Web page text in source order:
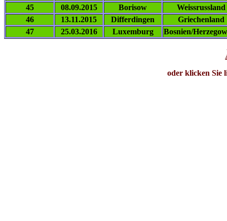
45
08.09.2015 Borisow
Weissrussland
46
13.11.2015 Differdingen
Griechenland
47
25.03.2016 Luxemburg Bosnien/
oder klicken Sie